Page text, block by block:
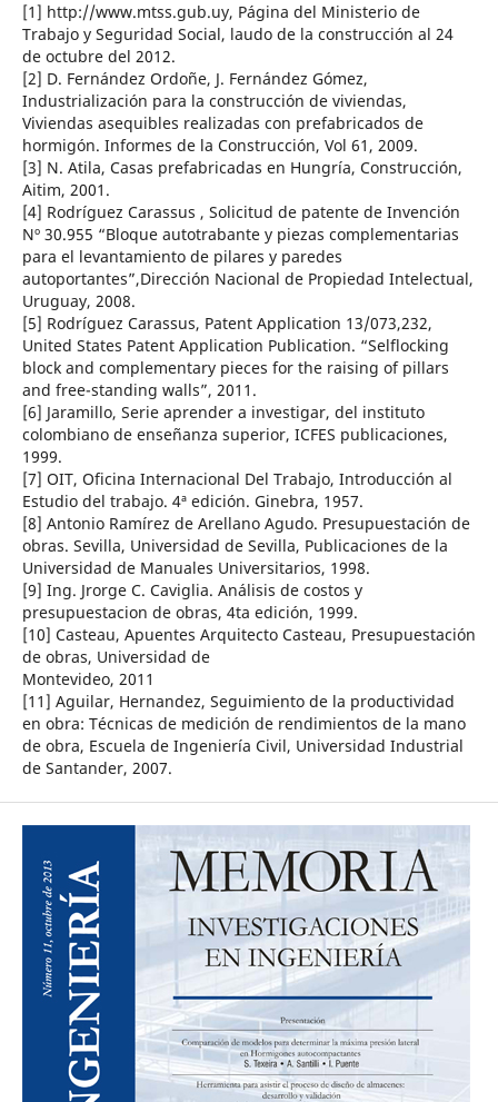
[1] http://www.mtss.gub.uy, Página del Ministerio de
Trabajo y Seguridad Social, laudo de la construcción al 24
de octubre del 2012.
[2] D. Fernández Ordoñe, J. Fernández Gómez,
Industrialización para la construcción de viviendas,
Viviendas asequibles realizadas con prefabricados de
hormigón. Informes de la Construcción, Vol 61, 2009.
[3] N. Atila, Casas prefabricadas en Hungría, Construcción,
Aitim, 2001.
[4] Rodríguez Carassus , Solicitud de patente de Invención
Nº 30.955 “Bloque autotrabante y piezas complementarias
para el levantamiento de pilares y paredes
autoportantes”,Dirección Nacional de Propiedad Intelectual,
Uruguay, 2008.
[5] Rodríguez Carassus, Patent Application 13/073,232,
United States Patent Application Publication. “Selflocking
block and complementary pieces for the raising of pillars
and free-standing walls”, 2011.
[6] Jaramillo, Serie aprender a investigar, del instituto
colombiano de enseñanza superior, ICFES publicaciones,
1999.
[7] OIT, Oficina Internacional Del Trabajo, Introducción al
Estudio del trabajo. 4ª edición. Ginebra, 1957.
[8] Antonio Ramírez de Arellano Agudo. Presupuestación de
obras. Sevilla, Universidad de Sevilla, Publicaciones de la
Universidad de Manuales Universitarios, 1998.
[9] Ing. Jrorge C. Caviglia. Análisis de costos y
presupuestacion de obras, 4ta edición, 1999.
[10] Casteau, Apuentes Arquitecto Casteau, Presupuestación
de obras, Universidad de
Montevideo, 2011
[11] Aguilar, Hernandez, Seguimiento de la productividad
en obra: Técnicas de medición de rendimientos de la mano
de obra, Escuela de Ingeniería Civil, Universidad Industrial
de Santander, 2007.